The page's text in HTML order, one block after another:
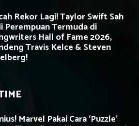
Rekor Lagi! Taylor Swift Sah
Perempuan Termuda di
Hall of Fame 2026,
Travis Kelce & Steven
Marvel Pakai Cara ‘Puzzle’